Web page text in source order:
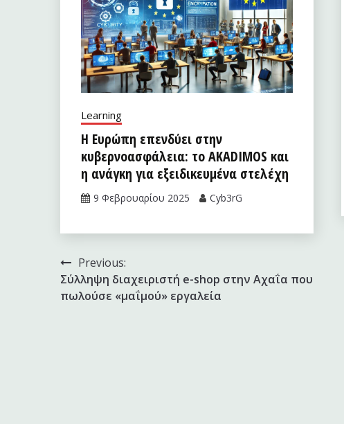
Learning
Η Ευρώπη επενδύει στην
κυβερνοασφάλεια: το AKADIMOS και
η ανάγκη για εξειδικευμένα στελέχη
9 Φεβρουαρίου 2025 Cyb3rG
Πλοήγηση
άρθρων
Previous:
Σύλληψη διαχειριστή e-shop στην Αχαΐα που
πωλούσε «μαΐμού» εργαλεία